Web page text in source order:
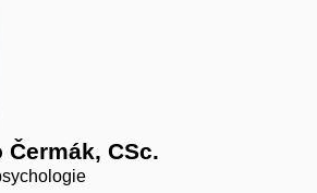
Čermák, CSc.